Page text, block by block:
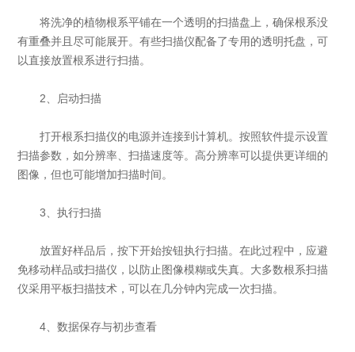
将洗净的植物根系平铺在一个透明的扫描盘上，确保根系没
有重叠并且尽可能展开。有些扫描仪配备了专用的透明托盘，可
以直接放置根系进行扫描。
2、启动扫描
打开根系扫描仪的电源并连接到计算机。按照软件提示设置
扫描参数，如分辨率、扫描速度等。高分辨率可以提供更详细的
图像，但也可能增加扫描时间。
3、执行扫描
放置好样品后，按下开始按钮执行扫描。在此过程中，应避
免移动样品或扫描仪，以防止图像模糊或失真。大多数根系扫描
仪采用平板扫描技术，可以在几分钟内完成一次扫描。
4、数据保存与初步查看